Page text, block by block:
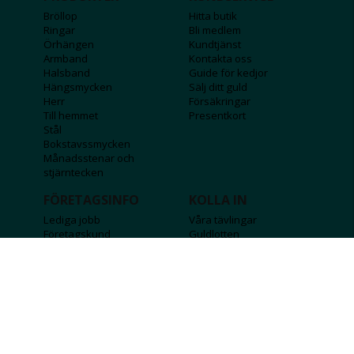
Bröllop
Ringar
Örhängen
Armband
Halsband
Hängsmycken
Herr
Till hemmet
Stål
Bokstavssmycken
Månadsstenar och
stjärntecken
Hitta butik
Bli medlem
Kundtjänst
Kontakta oss
Guide för kedjor
Sälj ditt guld
Försäkringar
Presentkort
FÖRETAGSINFO
Lediga jobb
Företagskund
KOLLA IN
Våra tävlingar
Guldlotten